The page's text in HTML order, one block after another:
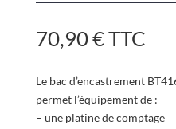
70,90€TTC
Le bac d’encastrement
permet l’équipement de :
– une platine de comptage